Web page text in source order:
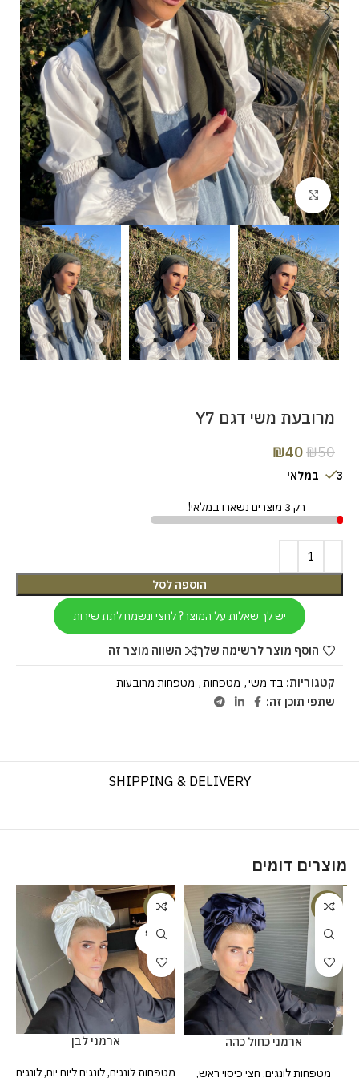
Click to enlarge
מרובעת משי דגם Y7
₪50
₪40
3 במלאי
רק 3 מוצרים נשארו במלאי!
הוספה לסל
יש לך שאלות על המוצר? לחצי ונשמח לתת שירות
הוסף מוצר לרשימה שלך השווה מוצר זה
קטגוריות: בד משי, מטפחות, מטפחות מרובעות
שתפי תוכן זה:
SHIPPING & DELIVERY
מוצרים דומים
-20%
ארמני כחול כהה
מטפחות לונגים, חצי כיסוי ראש,
-20%
SOLD
OUT
ארמני לבן
מטפחות לונגים,לונגים ליום יום,לונגים